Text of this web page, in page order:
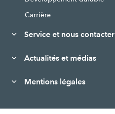
Carrière
Service et nous contacter
Actualités et médias
Mentions légales